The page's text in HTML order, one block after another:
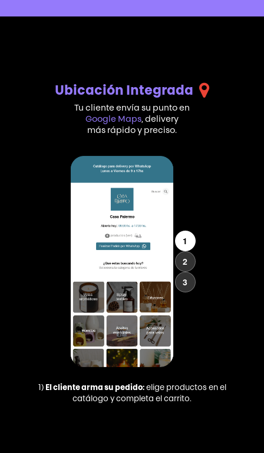
Ubicación Integrada
Tu cliente envía su punto en
Google Maps, delivery
más rápido y preciso.
1
2
3
1) El cliente arma su pedido:elige productos en el
catálogo y completa el carrito.